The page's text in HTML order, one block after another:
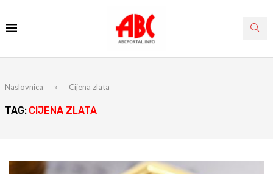
Naslovnica » Cijena zlata
TAG: CIJENA ZLATA